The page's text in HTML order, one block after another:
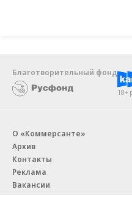
Благотворительный фонд
18+
О «Коммерсанте»
Архив
Контакты
Реклама
Вакансии